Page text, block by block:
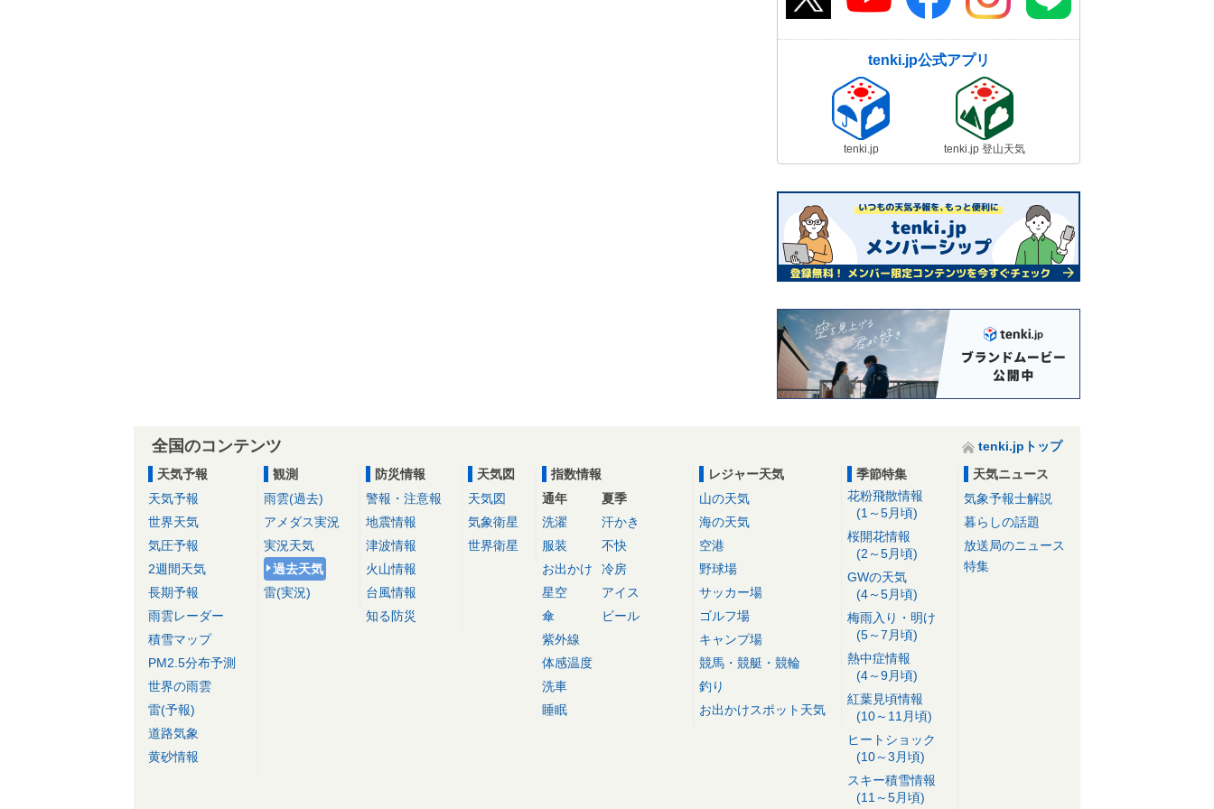
tenki.jp公式アプリ
tenki.jp tenki.jp 登山天気
全国のコンテンツ
tenki.jpトップ
天気予報
天気予報
世界天気
気圧予報
2週間天気
長期予報
雨雲レーダー
積雪マップ
PM2.5分布予測
世界の雨雲
雷(予報)
道路気象
黄砂情報
観測
雨雲(過去)
アメダス実況
実況天気
過去天気
雷(実況)
防災情報
警報・注意報
地震情報
津波情報
火山情報
台風情報
知る防災
天気図
天気図
気象衛星
世界衛星
指数情報
通年
洗濯
服装
お出かけ
星空
傘
紫外線
体感温度
洗車
睡眠
夏季
汗かき
不快
冷房
アイス
ビール
レジャー天気
山の天気
海の天気
空港
野球場
サッカー場
ゴルフ場
キャンプ場
競馬・競艇・競輪
釣り
お出かけスポット天気
季節特集
花粉飛散情報
(1～5月頃)
桜開花情報
(2～5月頃)
GWの天気
(4～5月頃)
梅雨入り・明け
(5～7月頃)
熱中症情報
(4～9月頃)
紅葉見頃情報
(10～11月頃)
ヒートショック
(10～3月頃)
スキー積雪情報
(11～5月頃)
天気ニュース
気象予報士解説
暮らしの話題
放送局のニュース
特集